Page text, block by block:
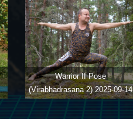
Warrior II Pose
(Virabhadrasana 2)2025-09-14